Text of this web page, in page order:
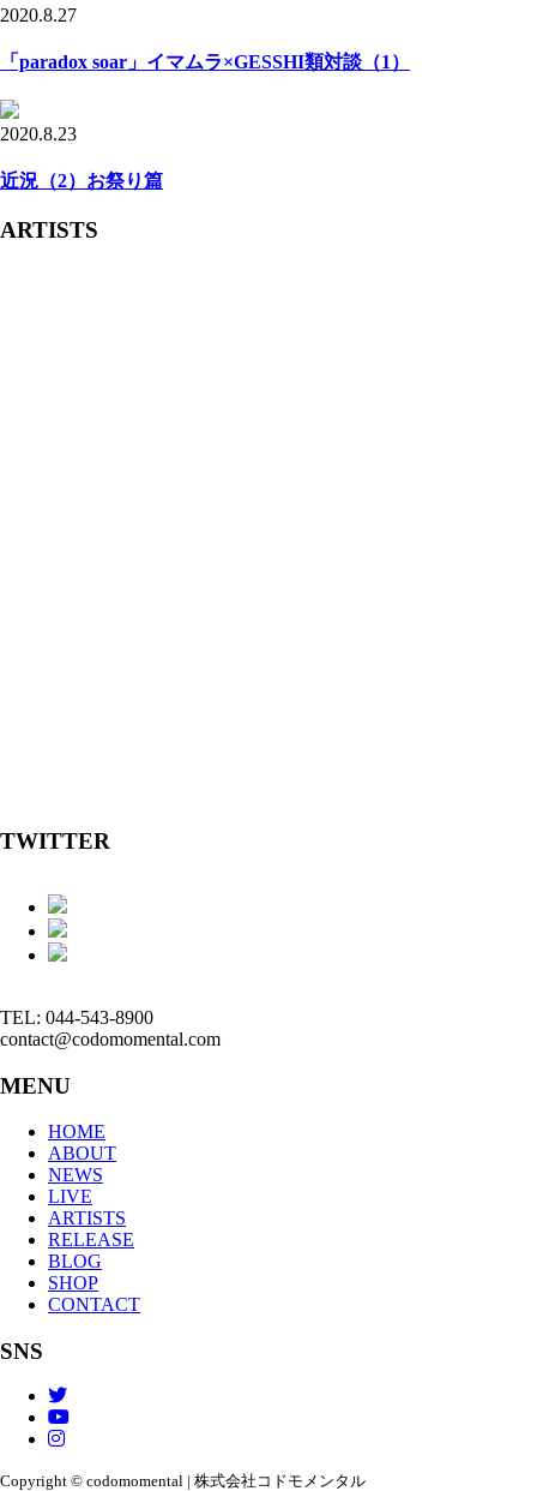
2020.8.27
「paradox soar」イマムラ×GESSHI類対談（1）
2020.8.23
近況（2）お祭り篇
ARTISTS
TWITTER
TEL: 044-543-8900
contact@codomomental.com
MENU
HOME
ABOUT
NEWS
LIVE
ARTISTS
RELEASE
BLOG
SHOP
CONTACT
SNS
Copyright © codomomental | 株式会社コドモメンタル